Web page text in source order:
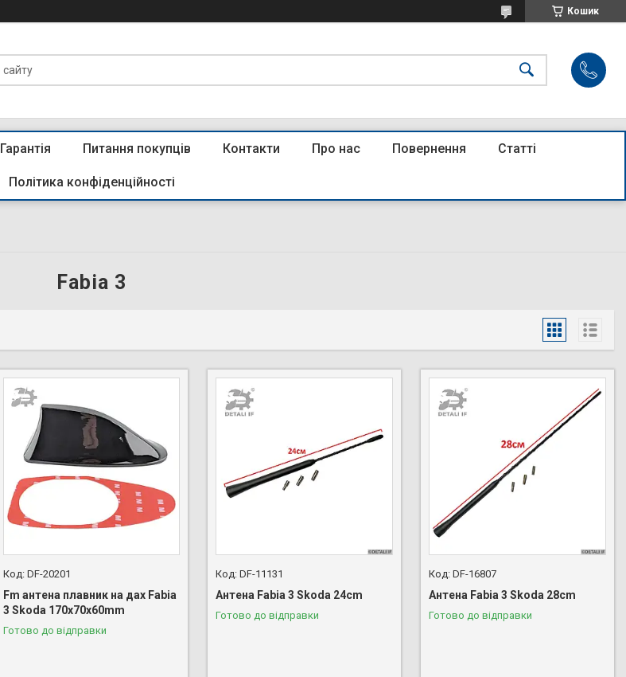
Кошик
Гарантія Питання покупців Контакти Про нас Повернення Статті
Політика конфіденційності
Fabia 3
DF-20201
Fm антена плавник на дах Fabia
3 Skoda 170х70х60mm
Готово до відправки
DF-11131
Антена Fabia 3 Skoda 24cm
Готово до відправки
DF-16807
Антена Fabia 3 Skoda 28cm
Готово до відправки